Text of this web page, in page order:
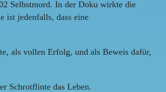
Selbstmord. In der Doku wirkte die
ist jedenfalls, dass eine
als vollen Erfolg, und als Beweis dafür,
Schrotflinte das Leben.